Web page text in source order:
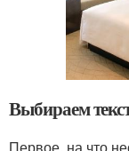
Выбираем